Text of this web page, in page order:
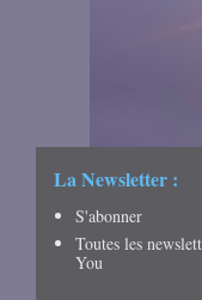
La Newsletter :
S'abonner
Toutes les
You